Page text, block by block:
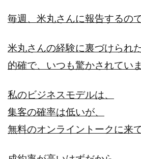
毎週、米丸さんに報告するので
米丸さんの経験に裏づけられ
的確で、いつも驚かされていま
私のビジネスモデルは、
集客の確率は低いが、
無料のオンライントークに来